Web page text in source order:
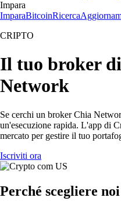
Impara
ImparaBitcoinRicerca
CRIPTO
Il tuo broker
Network
Se cerchi un broker Chia
un'esecuzione rapida. L'app di
mercato per gestire il tuo
Iscriviti ora
Perché scegliere